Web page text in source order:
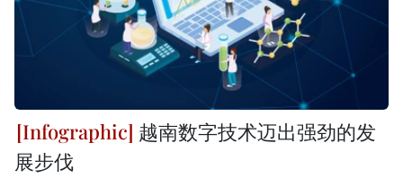
越南数字技术迈出强劲的发
展步伐